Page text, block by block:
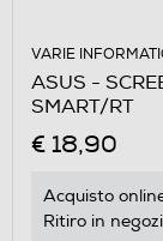
VARIE
ASUS -
SMART/RT
€ 18,90
Acquisto
Ritiro in